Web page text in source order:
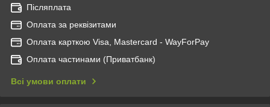
Післяплата
Оплата за реквізитами
Оплата карткою Visa, Mastercard - WayForPay
Оплата частинами (Приватбанк)
Всі умови оплати